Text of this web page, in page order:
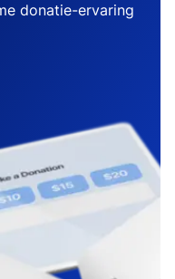
donatie-ervaring